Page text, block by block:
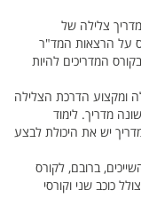
צלילה של
על הרצאות המד"ר
המדריכים להיות
ומקצוע הדרכת הצלילה
מדריך. לימוד
יש את היכולת לבצע
ברובם, לקורס
כוכב שני וקורסי